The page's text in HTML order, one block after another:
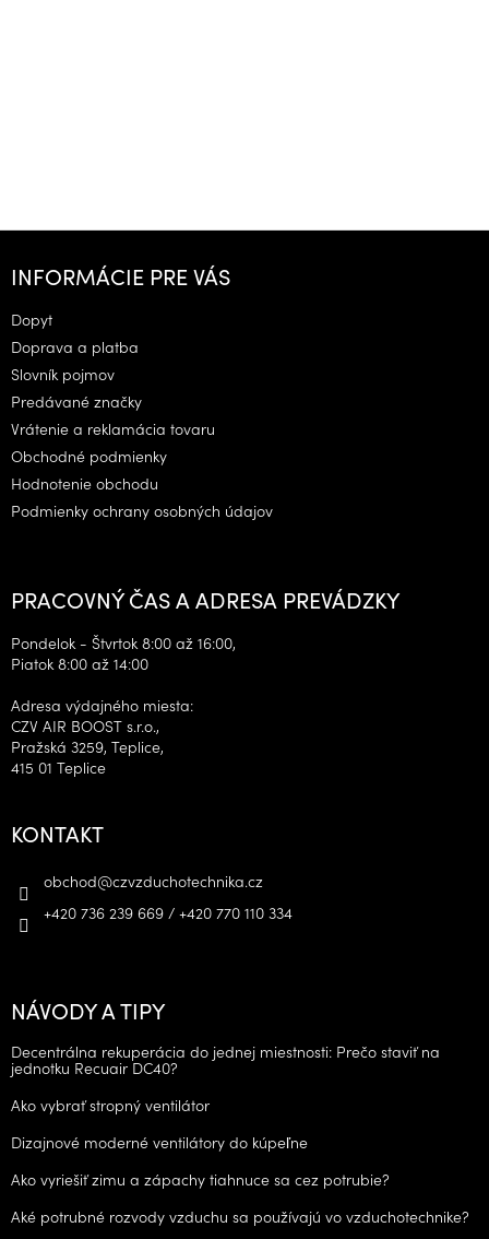
Z
INFORMÁCIE PRE VÁS
Dopyt
Doprava a platba
Slovník pojmov
Predávané značky
Vrátenie a reklamácia tovaru
Obchodné podmienky
Hodnotenie obchodu
Podmienky ochrany osobných údajov
PRACOVNÝ ČAS A ADRESA PREVÁDZKY
Pondelok - Štvrtok 8:00 až 16:00,
Piatok 8:00 až 14:00
Adresa výdajného miesta:
CZV AIR BOOST s.r.o.,
Pražská 3259, Teplice,
415 01 Teplice
KONTAKT
obchod@czvzduchotechnika.cz
+420 736 239 669 / +420 770 110 334
NÁVODY A TIPY
Decentrálna rekuperácia do jednej miestnosti: Prečo staviť na
jednotku Recuair DC40?
Ako vybrať stropný ventilátor
Dizajnové moderné ventilátory do kúpeľne
Ako vyriešiť zimu a zápachy tiahnuce sa cez potrubie?
Aké potrubné rozvody vzduchu sa používajú vo vzduchotechnike?